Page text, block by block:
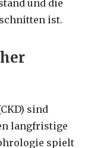
und die
ist.
sind
langfristige
spielt